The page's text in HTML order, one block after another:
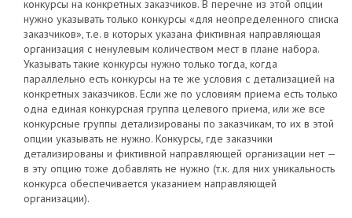
конкурсы на конкретных заказчиков. В перечне из этой опции
нужно указывать только конкурсы «для неопределенного списка
заказчиков», т.е. в которых указана фиктивная направляющая
организация с ненулевым количеством мест в плане набора.
Указывать такие конкурсы нужно только тогда, когда
параллельно есть конкурсы на те же условия с детализацией на
конкретных заказчиков. Если же по условиям приема есть только
одна единая конкурсная группа целевого приема, или же все
конкурсные группы детализированы по заказчикам, то их в этой
опции указывать не нужно. Конкурсы, где заказчики
детализированы и фиктивной направляющей организации нет —
в эту опцию тоже добавлять не нужно (т.к. для них уникальность
конкурса обеспечивается указанием направляющей
организации).